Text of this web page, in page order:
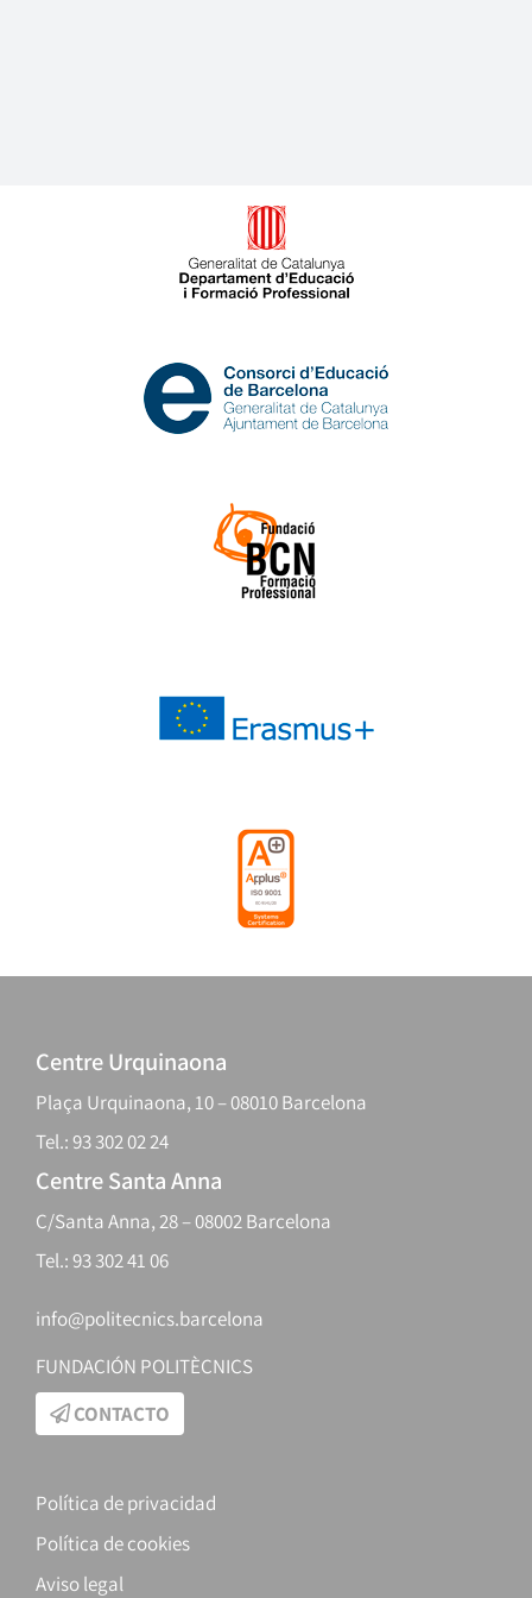
Centre Urquinaona
Plaça Urquinaona, 10 – 08010 Barcelona
Tel.: 93 302 02 24
Centre Santa Anna
C/Santa Anna, 28 – 08002 Barcelona
Tel.: 93 302 41 06
info@politecnics.barcelona
FUNDACIÓN POLITÈCNICS
CONTACTO
Política de privacidad
Política de cookies
Aviso legal